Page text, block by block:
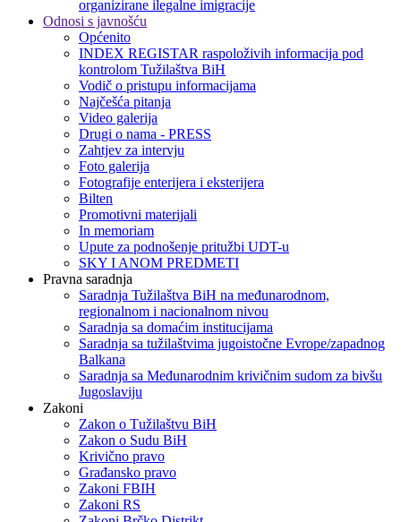
organizirane ilegalne imigracije
Odnosi s javnošću
Općenito
INDEX REGISTAR raspoloživih informacija pod
kontrolom Tužilaštva BiH
Vodič o pristupu informacijama
Najčešća pitanja
Video galerija
Drugi o nama - PRESS
Zahtjev za intervju
Foto galerija
Fotografije enterijera i eksterijera
Bilten
Promotivni materijali
In memoriam
Upute za podnošenje pritužbi UDT-u
SKY I ANOM PREDMETI
Pravna saradnja
Saradnja Tužilaštva BiH na međunarodnom,
regionalnom i nacionalnom nivou
Saradnja sa domaćim institucijama
Saradnja sa tužilaštvima jugoistočne Evrope/zapadnog
Balkana
Saradnja sa Međunarodnim krivičnim sudom za bivšu
Jugoslaviju
Zakoni
Zakon o Тužilaštvu BiH
Zakon o Sudu BiH
Krivično pravo
Građansko pravo
Zakoni FBIH
Zakoni RS